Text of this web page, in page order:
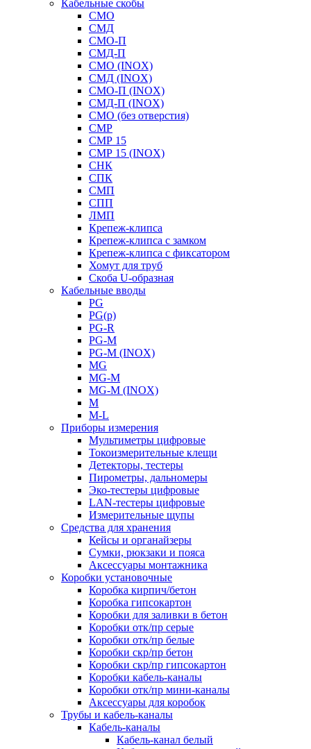
Кабельные скобы
СМО
СМД
СМО-П
СМД-П
СМО (INOX)
СМД (INOX)
СМО-П (INOX)
СМД-П (INOX)
СМО (без отверстия)
СМР
СМР 15
СМР 15 (INOX)
СНК
СПК
СМП
СПП
ЛМП
Крепеж-клипса
Крепеж-клипса с замком
Крепеж-клипса с фиксатором
Хомут для труб
Скоба U-образная
Кабельные вводы
PG
PG(p)
PG-R
PG-M
PG-M (INOX)
MG
MG-M
MG-M (INOX)
M
M-L
Приборы измерения
Мультиметры цифровые
Токоизмерительные клещи
Детекторы, тестеры
Пирометры, дальномеры
Эко-тестеры цифровые
LAN-тестеры цифровые
Измерительные щупы
Средства для хранения
Кейсы и органайзеры
Сумки, рюкзаки и пояса
Аксессуары монтажника
Коробки установочные
Коробка кирпич/бетон
Коробка гипсокартон
Коробки для заливки в бетон
Коробки отк/пр серые
Коробки отк/пр белые
Коробки скр/пр бетон
Коробки скр/пр гипсокартон
Коробки кабель-каналы
Коробки отк/пр мини-каналы
Аксессуары для коробок
Трубы и кабель-каналы
Кабель-каналы
Кабель-канал белый